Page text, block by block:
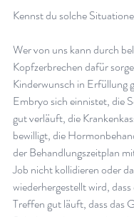
Kennst du solche
Wer von uns kann durch
Kopfzerbrechen dafür
Kinderwunsch in Erfüllung
Embryo sich einnistet, die
gut verläuft, die
bewilligt, die
der Behandlungszeitplan
Job nicht kollidieren oder
wiederhergestellt wird,
Treffen gut läuft, dass das